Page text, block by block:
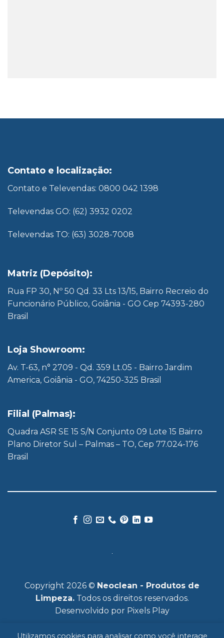
Contato e localização:
Contato e Televendas: 0800 042 1398
Televendas GO: (62) 3932 0202
Televendas TO: (63) 3028-7008
Matriz (Depósito):
Rua FP 30, Nº 50 Qd. 33 Lts 13/15, Bairro Recreio do
Funcionário Público, Goiânia - GO Cep 74393-280
Brasil
Loja Showroom:
Av. T-63, n° 2709 - Qd. 359 Lt.05 - Bairro Jardim
America, Goiânia - GO, 74250-325 Brasil
Filial (Palmas):
Quadra ASR SE 15 S/N Conjunto 09 Lote 15 Bairro
Plano Diretor Sul – Palmas – TO, Cep 77.024-176
Brasil
Copyright 2026 © Neoclean - Produtos de
Limpeza.Todos os direitos reservados.
Desenvolvido por Pixels Play
Utilizamos cookies para analisar como você interage